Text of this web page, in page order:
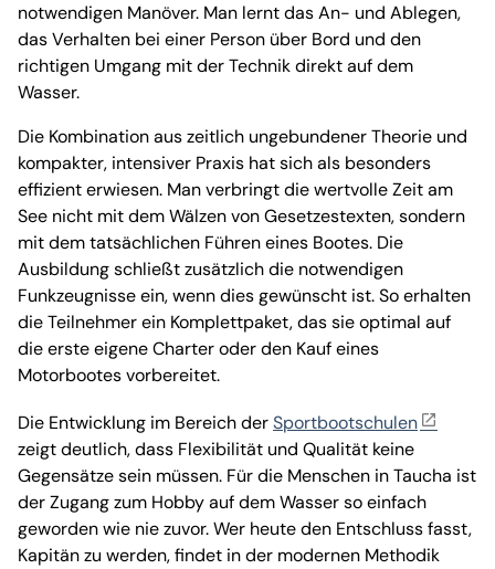
notwendigen Manöver. Man lernt das An- und Ablegen,
das Verhalten bei einer Person über Bord und den
richtigen Umgang mit der Technik direkt auf dem
Wasser.
Die Kombination aus zeitlich ungebundener Theorie und
kompakter, intensiver Praxis hat sich als besonders
effizient erwiesen. Man verbringt die wertvolle Zeit am
See nicht mit dem Wälzen von Gesetzestexten, sondern
mit dem tatsächlichen Führen eines Bootes. Die
Ausbildung schließt zusätzlich die notwendigen
Funkzeugnisse ein, wenn dies gewünscht ist. So erhalten
die Teilnehmer ein Komplettpaket, das sie optimal auf
die erste eigene Charter oder den Kauf eines
Motorbootes vorbereitet.
Die Entwicklung im Bereich derSportbootschulen
zeigt deutlich, dass Flexibilität und Qualität keine
Gegensätze sein müssen. Für die Menschen in Taucha ist
der Zugang zum Hobby auf dem Wasser so einfach
geworden wie nie zuvor. Wer heute den Entschluss fasst,
Kapitän zu werden, findet in der modernen Methodik